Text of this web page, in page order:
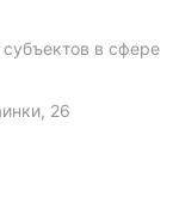
в сфере
26